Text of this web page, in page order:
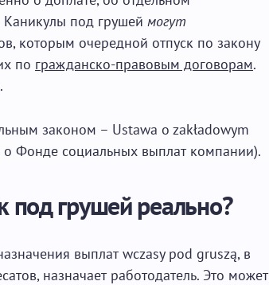
под грушей могут
которым очередной отпуск по закону
по гражданско-правовым договорам.
законом – Ustawa o zakładowym
Фонде социальных выплат компании).
под грушей реально?
выплат wczasy pod gruszą, в
назначает работодатель. Это может